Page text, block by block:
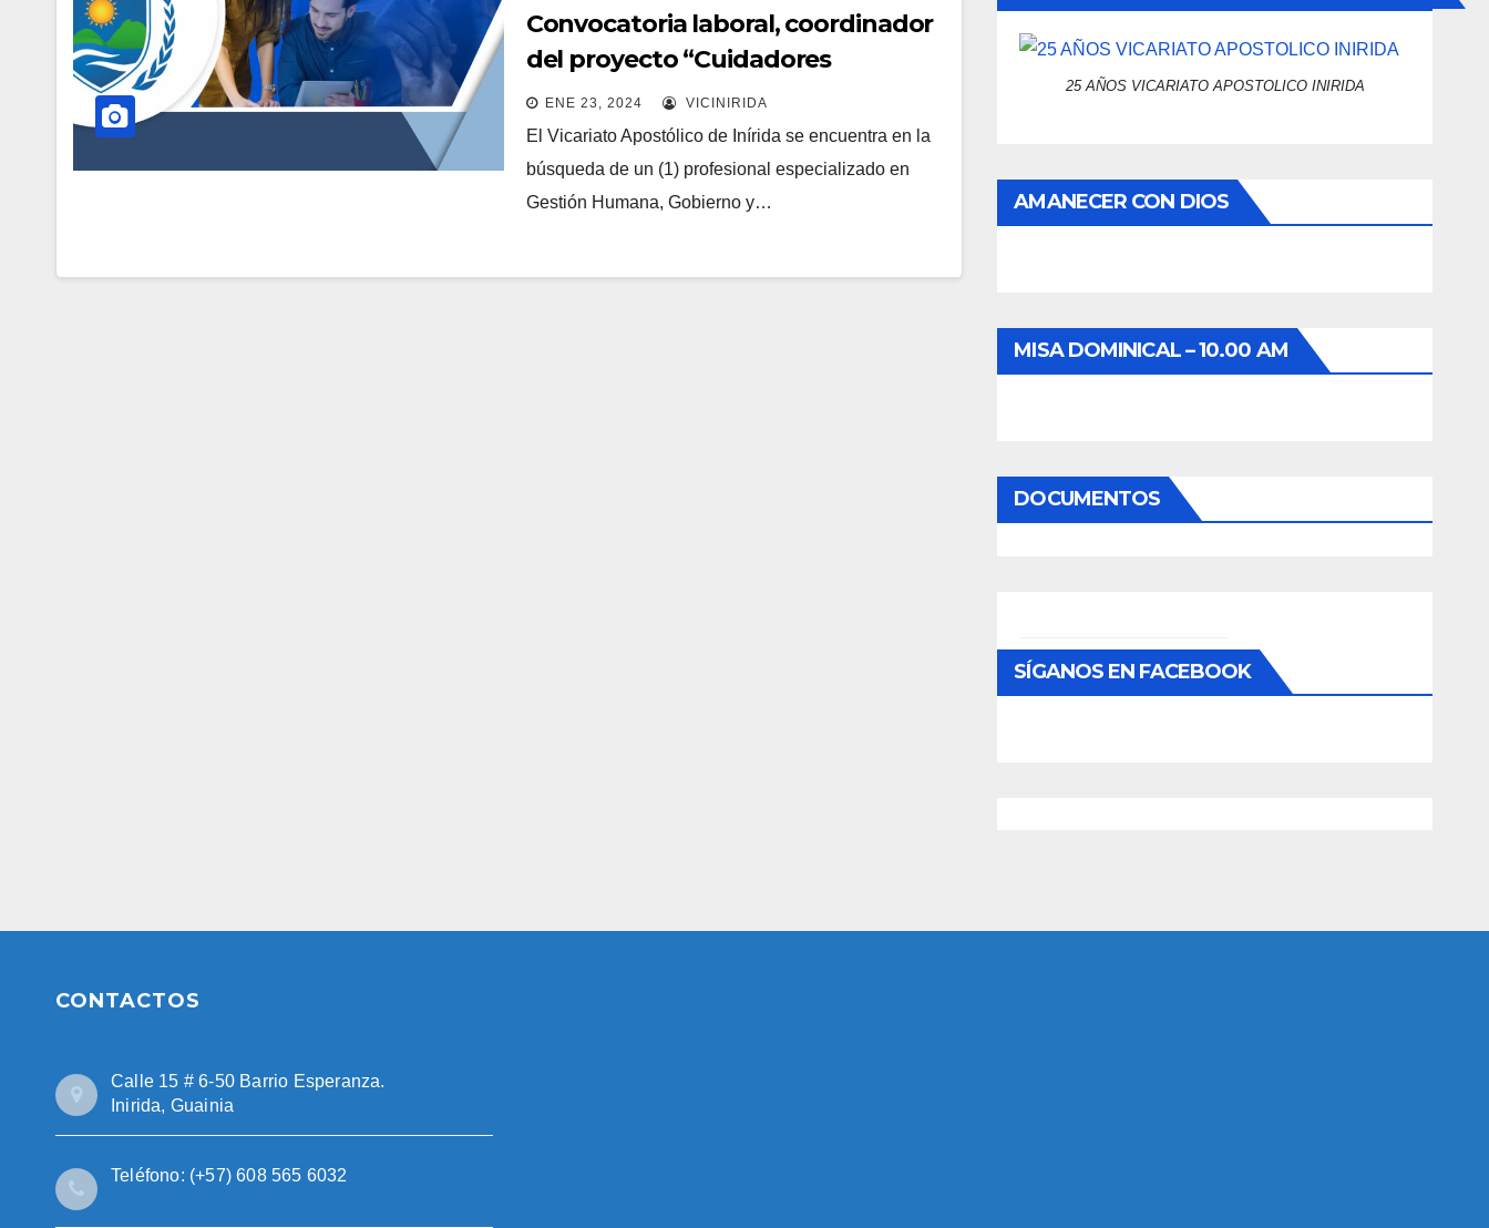
Convocatoria laboral, coordinador
del proyecto “Cuidadores
indígenas de la Casa Común”.
ENE 23, 2024 VICINIRIDA
El Vicariato Apostólico de Inírida se encuentra en la
búsqueda de un (1) profesional especializado en
Gestión Humana, Gobierno y…
25 AÑOS VICARIATO APOSTOLICO INIRIDA
AMANECER CON DIOS
MISA DOMINICAL – 10.00 AM
DOCUMENTOS
SÍGANOS EN FACEBOOK
CONTACTOS
Calle 15 # 6-50 Barrio Esperanza.
Inirida, Guainia
Teléfono: (+57) 608 565 6032